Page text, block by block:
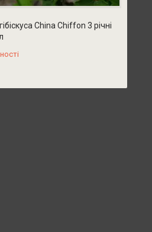
China Chiffon 3 річні